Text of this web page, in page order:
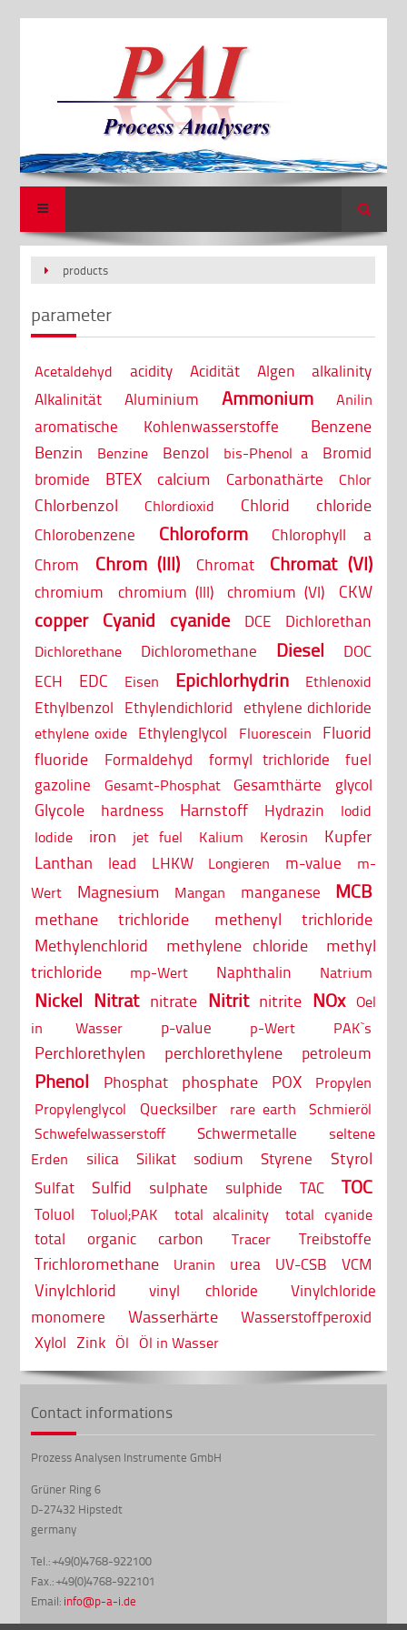
Search
products
parameter
Acetaldehyd acidity Acidität Algen
alkalinity
Alkalinität
Aluminium Ammonium Anilin
aromatische Kohlenwasserstoffe
Benzene
Benzin
Benzine Benzol bis-Phenol a
Bromid
bromide
BTEX calcium Carbonathärte Chlor
Chlorbenzol Chlordioxid Chlorid chloride
Chlorobenzene Chloroform
Chlorophyll a
Chrom
Chrom (III) Chromat Chromat (VI)
chromium chromium (III) chromium (VI) CKW
copper Cyanid cyanide DCE Dichlorethan
Dichlorethane Dichloromethane Diesel
DOC
ECH
EDC Eisen Epichlorhydrin Ethlenoxid
Ethylbenzol Ethylendichlorid ethylene dichloride
ethylene oxide Ethylenglycol Fluorescein
Fluorid
fluoride
Formaldehyd formyl trichloride
fuel
gazoline
Gesamt-Phosphat Gesamthärte glycol
Glycole hardness Harnstoff Hydrazin
Iodid
Iodide
iron jet fuel Kalium Kerosin
Kupfer
Lanthan
lead LHKW Longieren m-value
m-
Wert
Magnesium Mangan manganese MCB
methane trichloride
methenyl trichloride
Methylenchlorid
methylene chloride
methyl
trichloride
mp-Wert Naphthalin Natrium
Nickel Nitrat nitrate Nitrit nitrite NOx Oel
in Wasser
p-value p-Wert PAK`s
Perchlorethylen perchlorethylene petroleum
Phenol Phosphat phosphate POX
Propylen
Propylenglycol
Quecksilber rare earth
Schmieröl
Schwefelwasserstoff
Schwermetalle
seltene
Erden
silica Silikat sodium Styrene Styrol
Sulfat Sulfid sulphate sulphide TAC TOC
Toluol Toluol;PAK total alcalinity total cyanide
total organic carbon Tracer Treibstoffe
Trichloromethane Uranin urea UV-CSB VCM
Vinylchlorid vinyl chloride
Vinylchloride
monomere
Wasserhärte
Wasserstoffperoxid
Xylol Zink Öl Öl in Wasser
Contact informations
Prozess Analysen Instrumente GmbH
Grüner Ring 6
D-27432 Hipstedt
germany
Tel.: +49(0)4768-922100
Fax.: +49(0)4768-922101
Email: info@p-a-i.de